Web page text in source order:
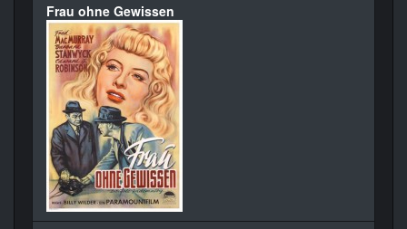
Frau ohne Gewissen